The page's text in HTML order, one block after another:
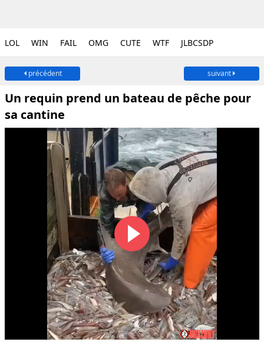
LOL WIN FAIL OMG CUTE WTF JLBCSDP
précédent suivant
Un requin prend un bateau de pêche pour
sa cantine